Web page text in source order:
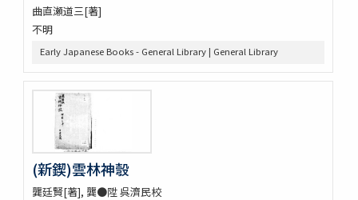
曲直瀬道三[著]
不明
Early Japanese Books - General Library | General Library
(新鍥)雲林神彀
龔廷賢[著], 龔●陞 呉濟民校